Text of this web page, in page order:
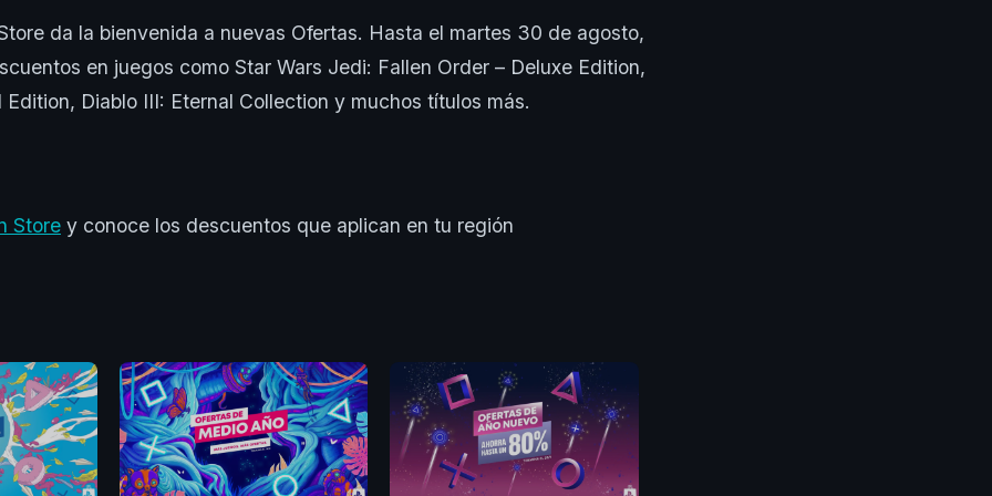
da la bienvenida a nuevas Ofertas. Hasta el martes 30 de agosto,
en juegos como Star Wars Jedi: Fallen Order – Deluxe Edition,
Diablo III: Eternal Collection y muchos títulos más.
Store y conoce los descuentos que aplican en tu región